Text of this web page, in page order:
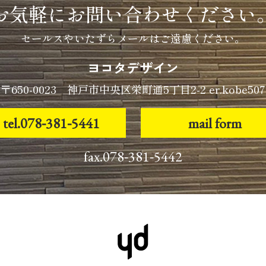
気軽にお問い合わせください
セールスやいたずらメールはご遠慮ください。
ヨコタデザイン
〒650-0023 神戸市中央区栄町通5丁目2-2er.kobe507
tel.078-381-5441
mail form
fax.078-381-5442